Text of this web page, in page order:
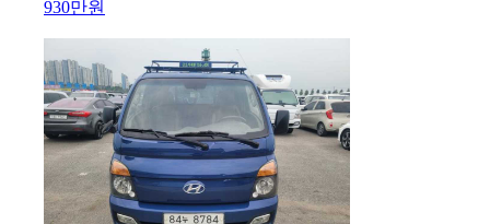
930만원